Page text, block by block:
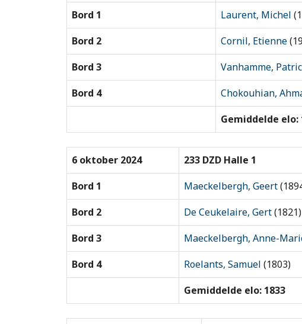
Bord 1
Laurent, Michel
Bord 2
Cornil, Etienne
Bord 3
Vanhamme,
Bord 4
Chokouhian,
Gemiddelde elo:
6 oktober 2024 233 DZD Halle 1
Bord 1
Maeckelbergh, Geert
Bord 2
De Ceukelaire, Gert(1821)
Bord 3
Maeckelbergh, Anne-
Bord 4
Roelants, Samuel (1803)
Gemiddelde elo: 1833